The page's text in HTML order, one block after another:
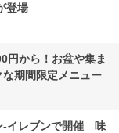
登場
円から！お盆や集ま
期間限定メニュー
-イレブンで開催 味